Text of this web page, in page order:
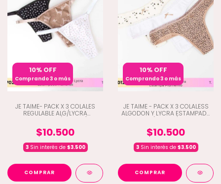
10% OFF
Comprando 3 o más
JE TAIME- PACK X 3 COLALES
REGULABLE ALG/LYCRA
$10.500
3Sin interés de $3.500
COMPRAR
10% OFF
Comprando 3 o más
JE TAIME - PACK X 3 COLALESS
ALGODON Y LYCRA ESTAMPADA
$10.500
3Sin interés de $3.500
COMPRAR